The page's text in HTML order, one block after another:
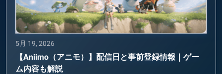
5月 19, 2026
【Aniimo（アニモ）】配信日と事前登録情報｜ゲー
ム内容も解説